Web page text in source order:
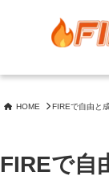
へ
ッ
HOME FIREで自由と
FIREで自